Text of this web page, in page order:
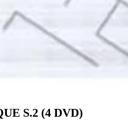
S.2 (4 DVD)